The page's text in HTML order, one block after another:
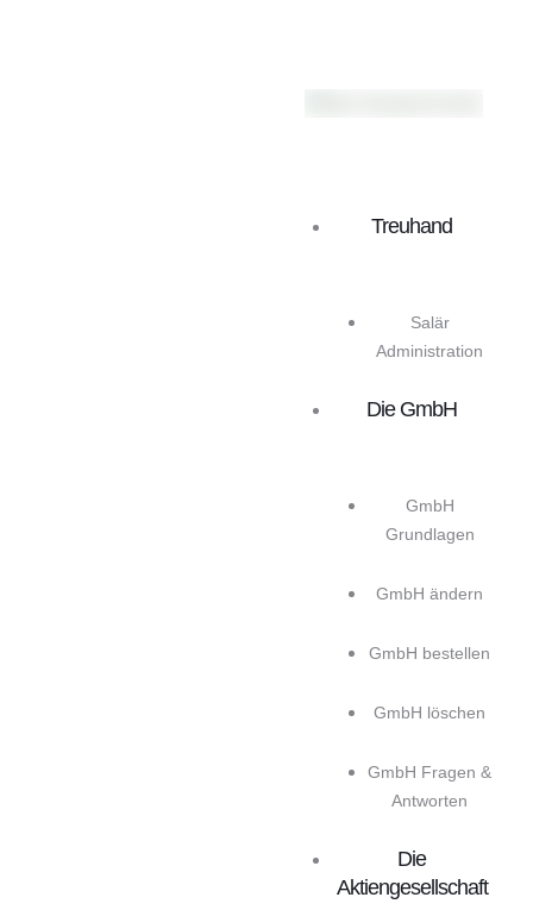
Treuhand
Salär
Administration
Die GmbH
GmbH
Grundlagen
GmbH ändern
GmbH bestellen
GmbH löschen
GmbH Fragen &
Antworten
Die
Aktiengesellschaft